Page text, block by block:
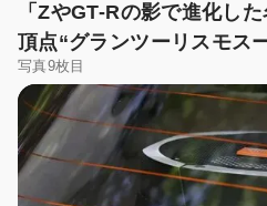
「ZやGT-Rの影で進化し
頂点“グランツーリスモス
写真9枚目